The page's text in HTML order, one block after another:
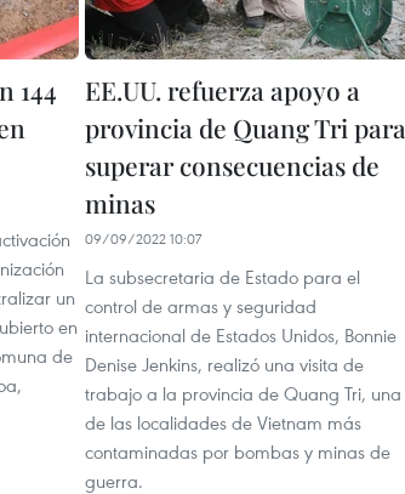
144
un
en
de
EE.UU. refuerza apoyo a
provincia de Quang Tri para
superar consecuencias de
minas
09/09/2022 10:07
La subsecretaria de Estado para el
control de armas y seguridad
internacional de Estados Unidos, Bonnie
Denise Jenkins, realizó una visita de
trabajo a la provincia de Quang Tri, una
de las localidades de Vietnam más
contaminadas por bombas y minas de
guerra.